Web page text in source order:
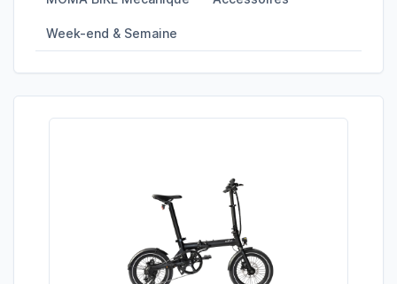
Week-end & Semaine